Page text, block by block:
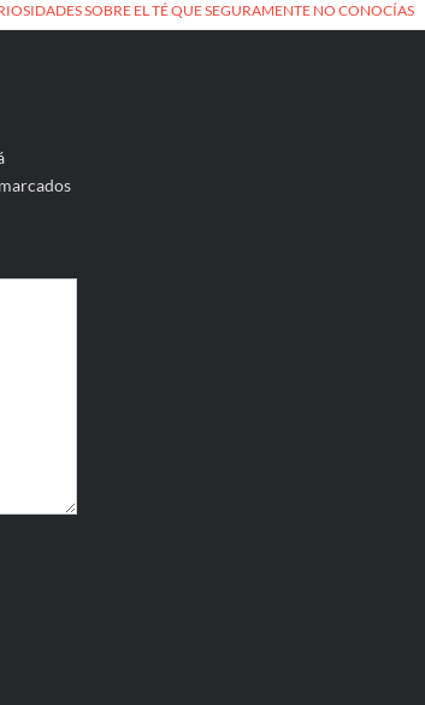
SOBRE EL TÉ QUE SEGURAMENTE NO CONOCÍAS